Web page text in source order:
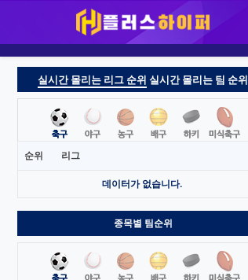
실시간 몰리는 리그 순위 실시간 몰리는 팀 순위
순위 리그
데이터가 없습니다.
종목별 팀순위